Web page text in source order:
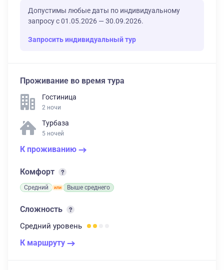
Допустимы любые даты по индивидуальному
запросу с 01.05.2026 — 30.09.2026.
Запросить индивидуальный тур
Проживание во время тура
Гостиница
2 ночи
Турбаза
5 ночей
К проживанию
Комфорт
Средний Выше среднего
Сложность
Средний уровень
К маршруту